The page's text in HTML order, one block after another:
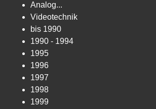
Analog...
Videotechnik
bis 1990
1990 - 1994
1995
1996
1997
1998
1999